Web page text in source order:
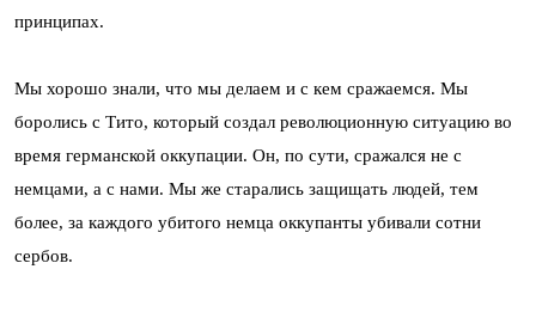
принципах.
Мы хорошо знали, что мы делаем и с кем сражаемся. Мы
боролись с Тито, который создал революционную ситуацию во
время германской оккупации. Он, по сути, сражался не с
немцами, а с нами. Мы же старались защищать людей, тем
более, за каждого убитого немца оккупанты убивали сотни
сербов.